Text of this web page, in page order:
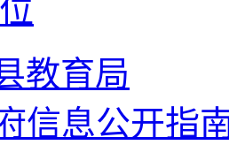
教育局
信息公开指